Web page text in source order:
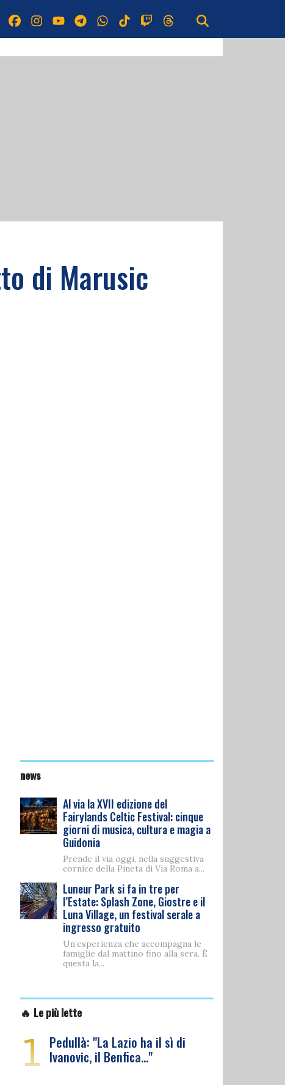
di Marusic
news
Al via la XVII edizione del
Fairylands Celtic Festival: cinque
giorni di musica, cultura e magia a
Guidonia
Prende il via oggi, nella suggestiva
cornice della Pineta di Via Roma a...
Luneur Park si fa in tre per
l’Estate: Splash Zone, Giostre e il
Luna Village, un festival serale a
ingresso gratuito
Un’esperienza che accompagna le
famiglie dal mattino fino alla sera. È
questa la...
🔥 Le più lette
1 Pedullà: "La Lazio ha il sì di
Ivanovic, il Benfica…"